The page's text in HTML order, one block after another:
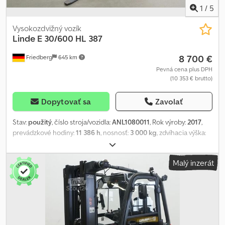
vypnutia zdvihu - LSP 0,6 Chjdpfxjzq H R Ij Anmsa Referencia:
1 / 5
Friedberg 645 km
Vysokozdvižný vozík
Linde E 30/600 HL 387
8 700 €
Pevná cena plus DPH
(10 353 € brutto)
Dopytovať sa Zavolať
Stav: použitý, číslo stroja/vozidla:ANL1080011, Rok výroby:2017,
prevádzkové hodiny:11 386 h, nosnosť: 3 000 kg, zdvíhacia výška:
, ťažisko nákladu:
stožiara:simplex, kapacita batérie:775 Ach, napätie batérie:80 V,
šírka nosiča vidlíc:1 150 mm, dĺžka vidlíc:
, veľkosť
prednej pneumatiky: 23x10-12, veľkosť zadnej pneumatiky:
10, pohotovostná hmotnosť:5 528 kg, celková výška:
2 520 mm , celková šírka:1 150 mm, palivo:
- Aquamatic a cirkulácia elektrolytu na batérii - Vozidlový
konektor REMA 160A - 180° batériové dvere na výmenu batérie -
Malý inzerát